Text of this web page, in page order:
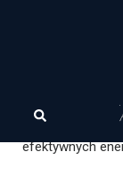
zrównoważone
efektywnych